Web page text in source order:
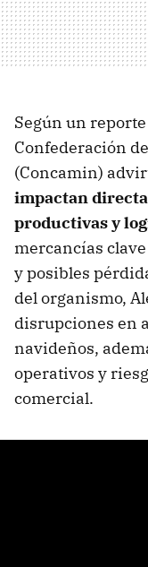
Según un
Confederación
(Concamin)
impactan
productivas y
mercancías
y posibles
del organismo,
disrupciones en
navideños,
operativos y
comercial.